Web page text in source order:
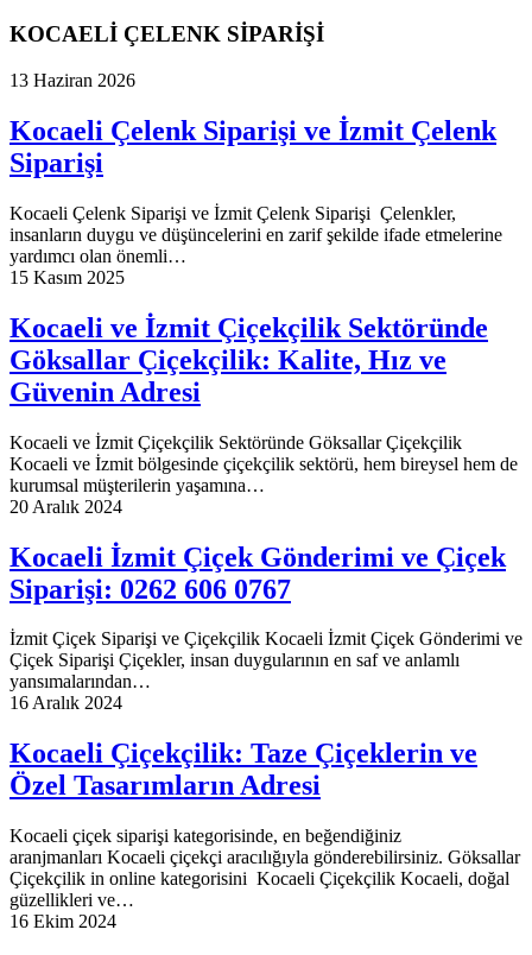
KOCAELİ ÇELENK SİPARİŞİ
13 Haziran 2026
Kocaeli Çelenk Siparişi ve İzmit Çelenk
Siparişi
Kocaeli Çelenk Siparişi ve İzmit Çelenk Siparişi Çelenkler,
insanların duygu ve düşüncelerini en zarif şekilde ifade etmelerine
yardımcı olan önemli…
15 Kasım 2025
Kocaeli ve İzmit Çiçekçilik Sektöründe
Göksallar Çiçekçilik: Kalite, Hız ve
Güvenin Adresi
Kocaeli ve İzmit Çiçekçilik Sektöründe Göksallar Çiçekçilik
Kocaeli ve İzmit bölgesinde çiçekçilik sektörü, hem bireysel hem de
kurumsal müşterilerin yaşamına…
20 Aralık 2024
Kocaeli İzmit Çiçek Gönderimi ve Çiçek
Siparişi: 0262 606 0767
İzmit Çiçek Siparişi ve Çiçekçilik Kocaeli İzmit Çiçek Gönderimi ve
Çiçek Siparişi Çiçekler, insan duygularının en saf ve anlamlı
yansımalarından…
16 Aralık 2024
Kocaeli Çiçekçilik: Taze Çiçeklerin ve
Özel Tasarımların Adresi
Kocaeli çiçek siparişi kategorisinde, en beğendiğiniz
aranjmanları Kocaeli çiçekçi aracılığıyla gönderebilirsiniz. Göksallar
Çiçekçilik in online kategorisini Kocaeli Çiçekçilik Kocaeli, doğal
güzellikleri ve…
16 Ekim 2024